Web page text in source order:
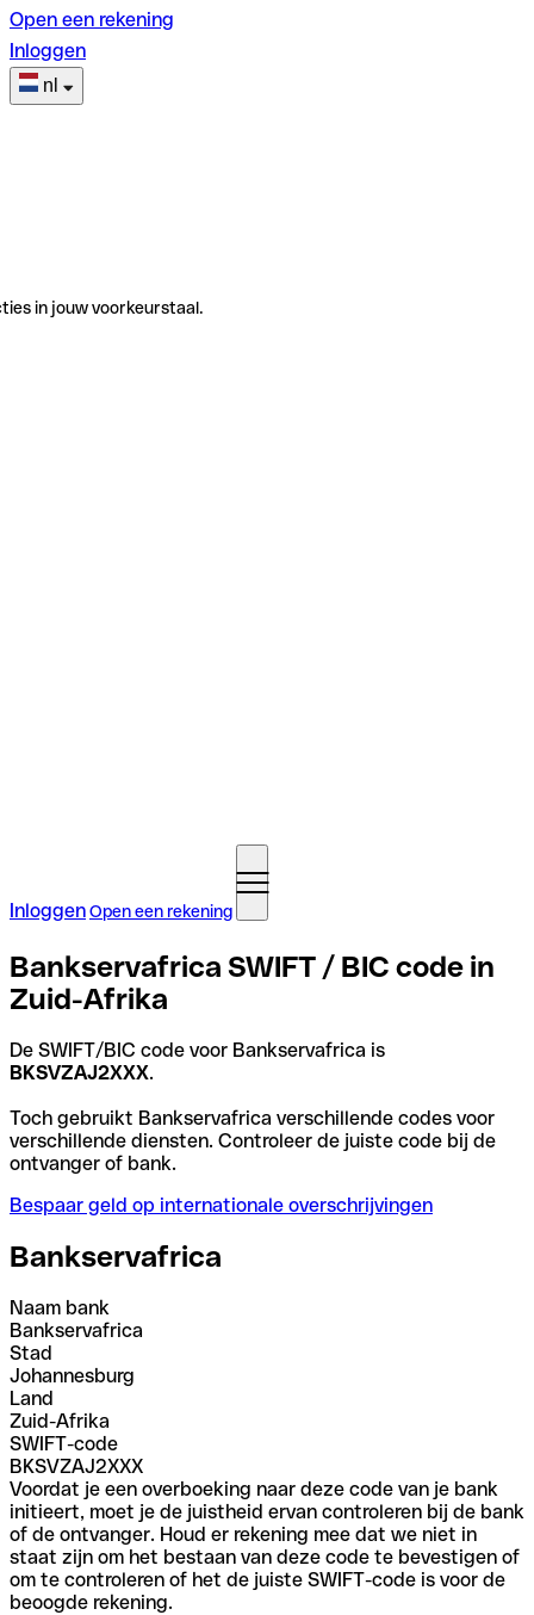
Open een rekening
Inloggen
nl
in jouw voorkeurstaal.
InloggenOpen een rekening
Bankservafrica SWIFT / BIC code in
Zuid-Afrika
De SWIFT/BIC code voor Bankservafrica is
BKSVZAJ2XXX.
Toch gebruikt Bankservafrica verschillende codes voor
verschillende diensten. Controleer de juiste code bij de
ontvanger of bank.
Bespaar geld op internationale overschrijvingen
Bankservafrica
Naam bank
Bankservafrica
Stad
Johannesburg
Land
Zuid-Afrika
SWIFT-code
BKSVZAJ2XXX
Voordat je een overboeking naar deze code van je bank
initieert, moet je de juistheid ervan controleren bij de bank
of de ontvanger. Houd er rekening mee dat we niet in
staat zijn om het bestaan van deze code te bevestigen of
om te controleren of het de juiste SWIFT-code is voor de
beoogde rekening.